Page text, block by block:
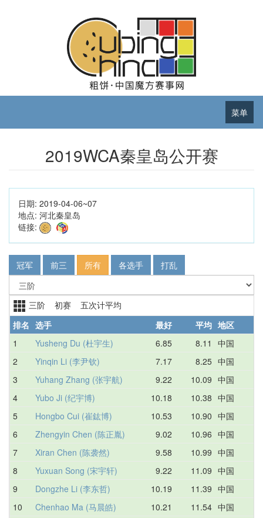
菜单
2019WCA秦皇岛公开赛
日期: 2019-04-06~07
地点: 河北秦皇岛
链接:
冠军 前三 所有 各选手 打乱
三阶 初赛 五次计平均
排名 选手 最好 平均 地区
1
Yusheng Du (杜宇生) 6.85 8.11 中国
2 Yinqin Li (李尹钦) 7.17 8.25 中国
3 Yuhang Zhang (张宇航) 9.22 10.09 中国
4 Yubo Ji (纪宇博) 10.18 10.38 中国
5 Hongbo Cui (崔鈜博) 10.53 10.90 中国
6 Zhengyin Chen (陈正胤) 9.02 10.96 中国
7 Xiran Chen (陈袭然) 9.58 10.99 中国
8 Yuxuan Song (宋宇轩) 9.22 11.09 中国
9 Dongzhe Li (李东哲) 10.19 11.39 中国
10 Chenhao Ma (马晨皓) 10.21 11.54 中国